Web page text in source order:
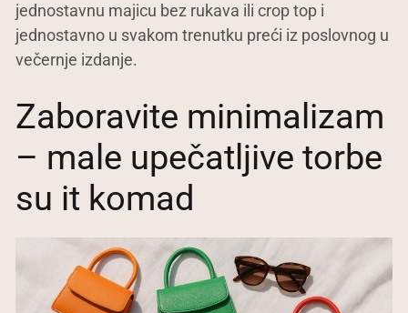
jednostavnu majicu bez rukava ili crop top i
jednostavno u svakom trenutku preći iz poslovnog u
večernje izdanje.
Zaboravite minimalizam
– male upečatljive torbe
su it komad